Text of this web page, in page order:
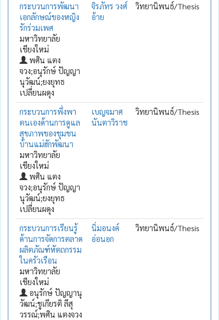
กระบวนการพัฒนา
เอกลักษณ์ของหญิง
รักร่วมเพศ
มหาวิทยาลัย
เชียงใหม่
พศิน แตง
จวง;อนุรักษ์ ปัญญา
นุวัฒน์;ยงยุทธ
เปลี่ยนผดุง
จิรภัทร วงศ์
อ้าย
วิทยานิพนธ์/Thesis
กระบวนการพึ่งพา
ตนเองด้านการดูแล
สุขภาพของชุมชน
บ้านแม่ฮักพัฒนา
มหาวิทยาลัย
เชียงใหม่
พศิน แตง
จวง;อนุรักษ์ ปัญญา
นุวัฒน์;ยงยุทธ
เปลี่ยนผดุง
เบญจมาศ
นันตาวิราช
วิทยานิพนธ์/Thesis
กระบวนการเรียนรู้
ด้านการจัดการตลาด
ผลิตภัณฑ์หัตถกรรม
ในครัวเรือน
มหาวิทยาลัย
เชียงใหม่
อนุรักษ์ ปัญญานุ
วัฒน์;ชูเกียรติ ลีสุ
วรรณ์;พศิน แตงจวง
นิ่มอนงค์
อ่อนอก
วิทยานิพนธ์/Thesis